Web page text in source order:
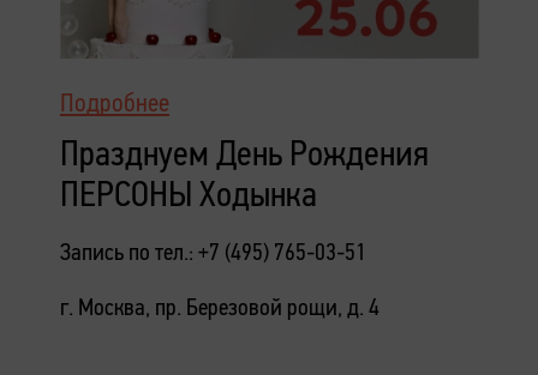
Подробнее
Празднуем День Рождения
ПЕРСОНЫ Ходынка
Запись по тел.: +7 (495) 765-03-51
г. Москва, пр. Березовой рощи, д. 4